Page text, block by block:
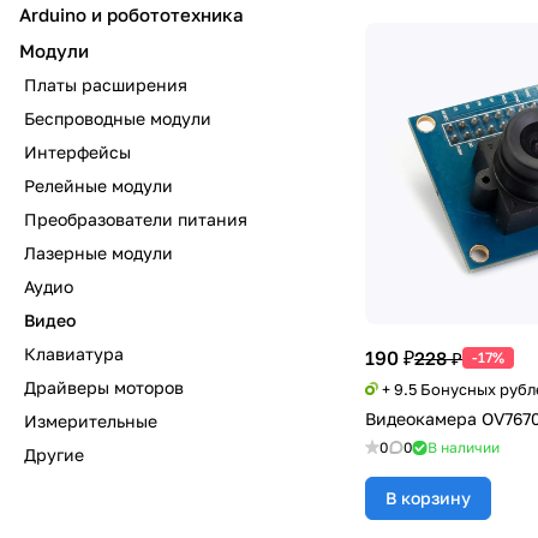
190 ₽228 ₽ -17%
+ 9.5 Бонусных
Видеокамера
0 0 В наличии
В корзину
Arduino и робототехника
Модули
Платы расширения
Беспроводные модули
Интерфейсы
Релейные модули
Преобразователи питания
Лазерные модули
Аудио
Видео
Клавиатура
Драйверы моторов
Измерительные
Другие